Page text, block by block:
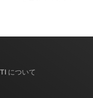
TI について